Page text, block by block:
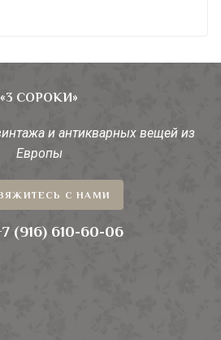
«3 СОРОКИ»
и антикварных вещей из
Европы
С НАМИ
(916) 610-60-06